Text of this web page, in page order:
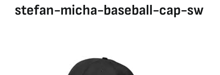
stefan-micha-baseball-cap-sw